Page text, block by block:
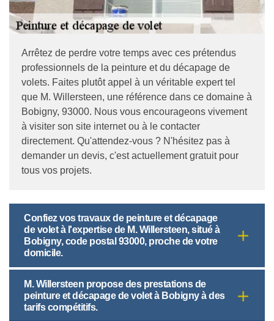
Arrêtez de perdre votre temps avec ces prétendus
professionnels de la peinture et du décapage de
volets. Faites plutôt appel à un véritable expert tel
que M. Willersteen, une référence dans ce domaine à
Bobigny, 93000. Nous vous encourageons vivement
à visiter son site internet ou à le contacter
directement. Qu'attendez-vous ? N'hésitez pas à
demander un devis, c'est actuellement gratuit pour
tous vos projets.
Confiez vos travaux de peinture et décapage
de volet à l'expertise de M. Willersteen, situé à
Bobigny, code postal 93000, proche de votre
domicile.
M. Willersteen propose des prestations de
peinture et décapage de volet à Bobigny à des
tarifs compétitifs.